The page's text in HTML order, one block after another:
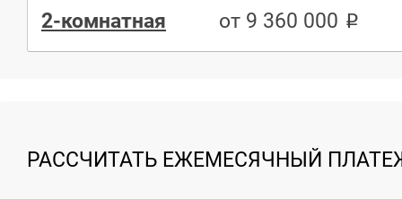
2-комнатная от 9 360 000
РАССЧИТАТЬ ЕЖЕМЕСЯЧНЫЙ